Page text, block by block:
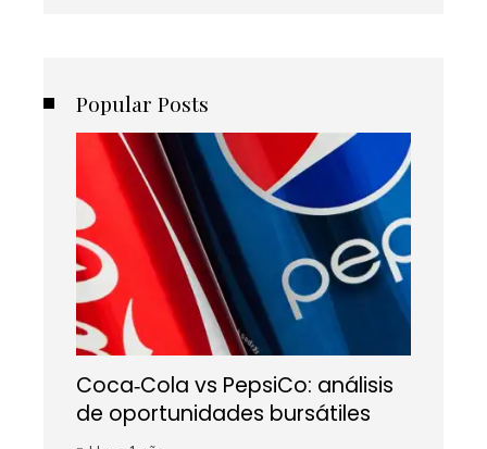
Popular Posts
Coca‑Cola vs PepsiCo: análisis
de oportunidades bursátiles